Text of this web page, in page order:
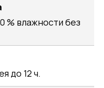
% влажности без
до 12 ч.